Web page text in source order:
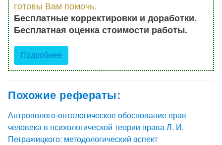
готовы Вам помочь.
Бесплатные корректировки и доработки.
Бесплатная оценка стоимости работы.
Подробнее
Похожие рефераты:
Антрополого-онтологическое обоснование прав
человека в психологической теории права Л. И.
Петражицкого: методологический аспект